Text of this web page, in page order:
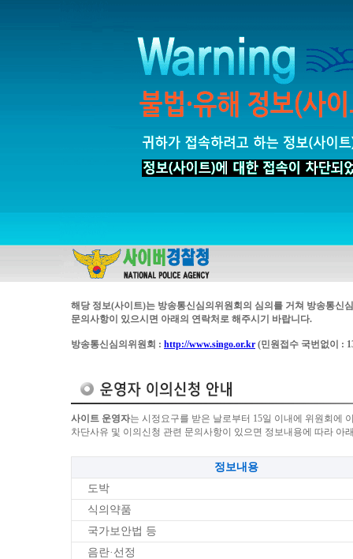
해당 정보(사이트)는 방송통신심의위원회의 심의를 거쳐 방송통신
문의사항이 있으시면 아래의 연락처로 해주시기 바랍니다.
방송통신심의위원회 : http://www.singo.or.kr (민원접수 국번없이 :
사이트 운영자는 시정요구를 받은 날로부터 15일 이내에 위원회에
차단사유 및 이의신청 관련 문의사항이 있으면 정보내용에 따라 아
정보내용
도박
식의약품
국가보안법 등
음란·선정